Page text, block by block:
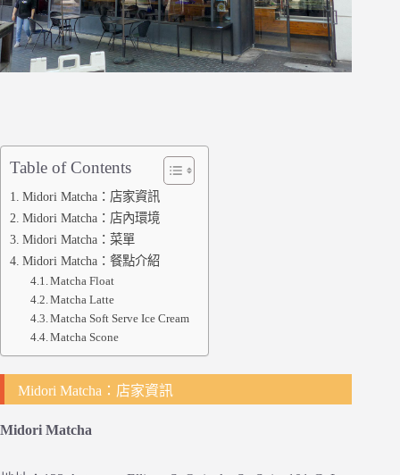
Table of Contents
Midori Matcha：店家資訊
Midori Matcha：店內環境
Midori Matcha：菜單
Midori Matcha：餐點介紹
Matcha Float
Matcha Latte
Matcha Soft Serve Ice Cream
Matcha Scone
Midori Matcha：店家資訊
Midori Matcha